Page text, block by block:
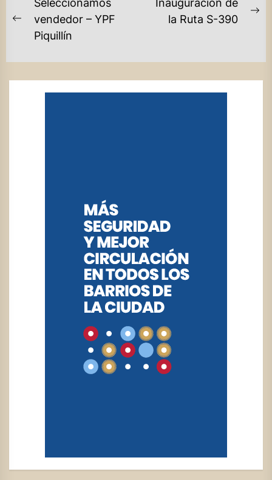
DE
ENTRADAS
Previous
post:
Seleccionamos
vendedor – YPF
Piquillín
Inauguración de
la Ruta S-390